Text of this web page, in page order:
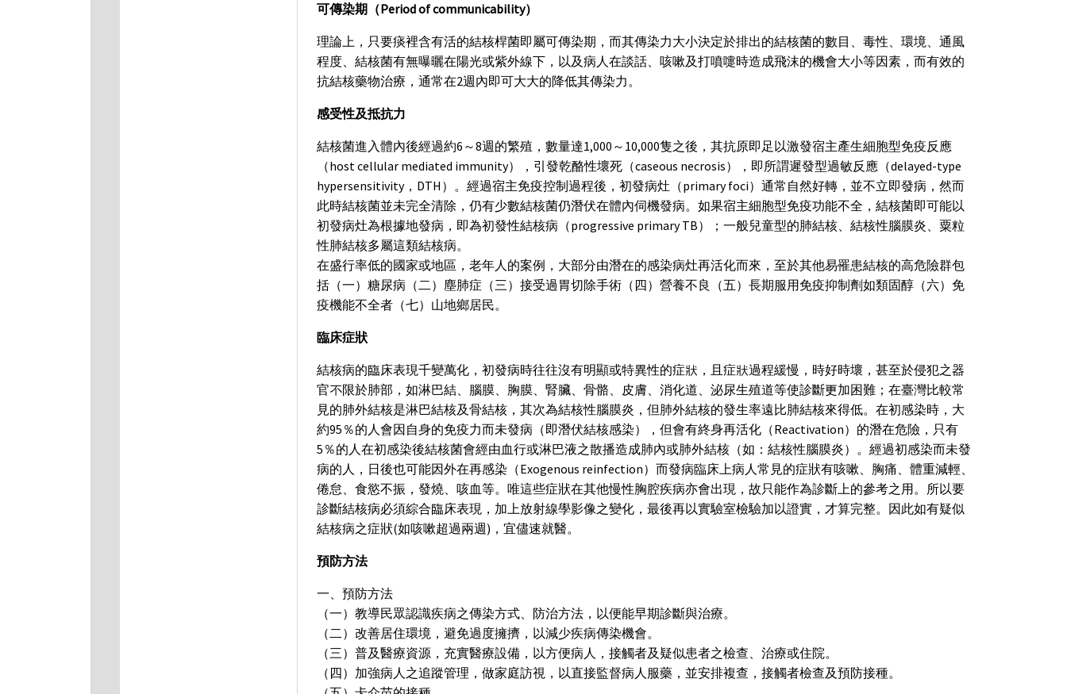
可傳染期（Period of communicability）
理論上，只要痰裡含有活的結核桿菌即屬可傳染期，而其傳染力大小決定於排出的結核菌的數目、毒性、環境、通風
程度、結核菌有無曝曬在陽光或紫外線下，以及病人在談話、咳嗽及打噴嚏時造成飛沫的機會大小等因素，而有效的
抗結核藥物治療，通常在2週內即可大大的降低其傳染力。
感受性及抵抗力
結核菌進入體內後經過約6～8週的繁殖，數量達1,000～10,000隻之後，其抗原即足以激發宿主產生細胞型免疫反應
（host cellular mediated immunity），引發乾酪性壞死（caseous necrosis），即所謂遲發型過敏反應（delayed-type
hypersensitivity，DTH）。經過宿主免疫控制過程後，初發病灶（primary foci）通常自然好轉，並不立即發病，然而
此時結核菌並未完全清除，仍有少數結核菌仍潛伏在體內伺機發病。如果宿主細胞型免疫功能不全，結核菌即可能以
初發病灶為根據地發病，即為初發性結核病（progressive primary TB）；一般兒童型的肺結核、結核性腦膜炎、粟粒
性肺結核多屬這類結核病。
在盛行率低的國家或地區，老年人的案例，大部分由潛在的感染病灶再活化而來，至於其他易罹患結核的高危險群包
括（一）糖尿病（二）塵肺症（三）接受過胃切除手術（四）營養不良（五）長期服用免疫抑制劑如類固醇（六）免
疫機能不全者（七）山地鄉居民。
臨床症狀
結核病的臨床表現千變萬化，初發病時往往沒有明顯或特異性的症狀，且症狀過程緩慢，時好時壞，甚至於侵犯之器
官不限於肺部，如淋巴結、腦膜、胸膜、腎臟、骨骼、皮膚、消化道、泌尿生殖道等使診斷更加困難；在臺灣比較常
見的肺外結核是淋巴結核及骨結核，其次為結核性腦膜炎，但肺外結核的發生率遠比肺結核來得低。在初感染時，大
約95％的人會因自身的免疫力而未發病（即潛伏結核感染），但會有終身再活化（Reactivation）的潛在危險，只有
5％的人在初感染後結核菌會經由血行或淋巴液之散播造成肺內或肺外結核（如：結核性腦膜炎）。經過初感染而未發
病的人，日後也可能因外在再感染（Exogenous reinfection）而發病臨床上病人常見的症狀有咳嗽、胸痛、體重減輕、
倦怠、食慾不振，發燒、咳血等。唯這些症狀在其他慢性胸腔疾病亦會出現，故只能作為診斷上的參考之用。所以要
診斷結核病必須綜合臨床表現，加上放射線學影像之變化，最後再以實驗室檢驗加以證實，才算完整。因此如有疑似
結核病之症狀(如咳嗽超過兩週)，宜儘速就醫。
預防方法
一、預防方法
（一）教導民眾認識疾病之傳染方式、防治方法，以便能早期診斷與治療。
（二）改善居住環境，避免過度擁擠，以減少疾病傳染機會。
（三）普及醫療資源，充實醫療設備，以方便病人，接觸者及疑似患者之檢查、治療或住院。
（四）加強病人之追蹤管理，做家庭訪視，以直接監督病人服藥，並安排複查，接觸者檢查及預防接種。